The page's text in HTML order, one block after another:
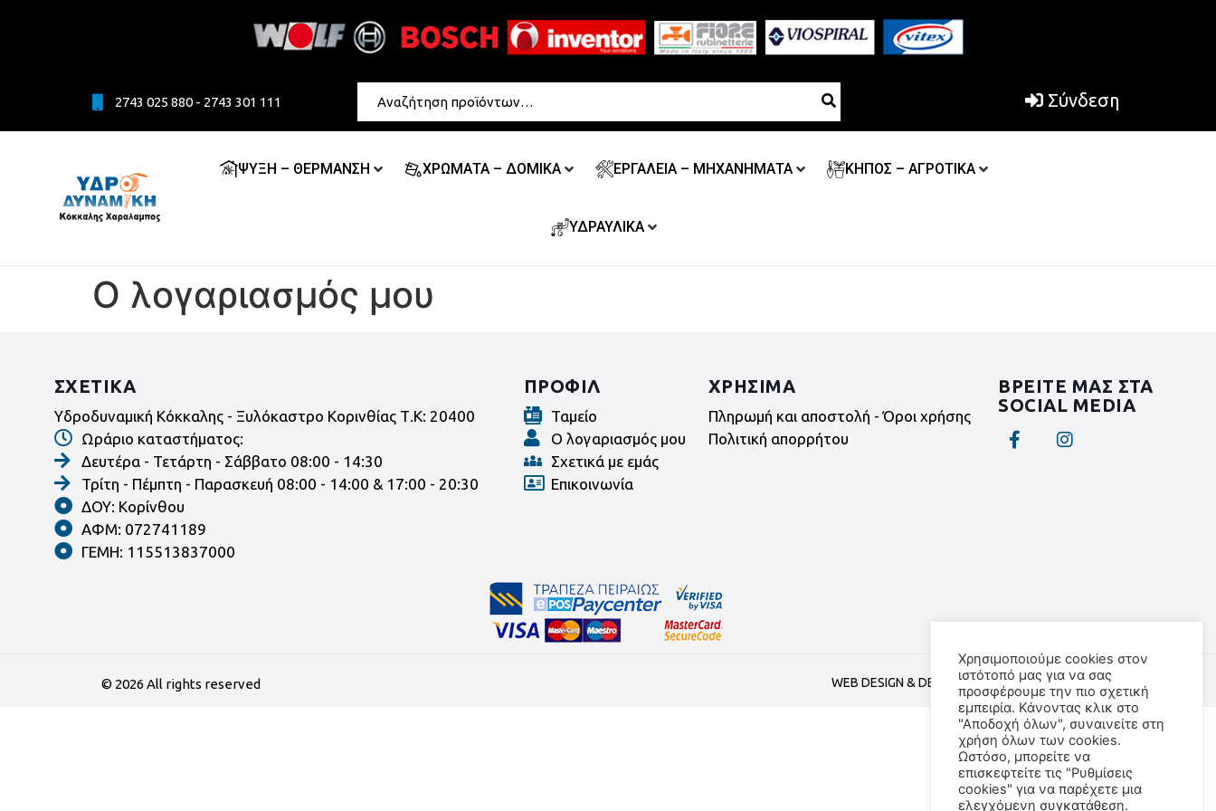
2743 025 880 - 2743 301 111 Σύνδεση
ΨΥΞΗ – ΘΕΡΜΑΝΣΗ ΧΡΩΜΑΤΑ – ΔΟΜΙΚΑ ΕΡΓΑΛΕΙΑ – ΜΗΧΑΝΗΜΑΤΑ ΚΗΠΟΣ – ΑΓΡΟΤΙΚΑ
ΥΔΡΑΥΛΙΚΑ
Ο λογαριασμός μου
ΣΧΕΤΙΚΑ
Υδροδυναμική Κόκκαλης - Ξυλόκαστρο Κορινθίας Τ.Κ: 20400
Ωράριο καταστήματος:
Δευτέρα - Τετάρτη - Σάββατο 08:00 - 14:30
Τρίτη - Πέμπτη - Παρασκευή 08:00 - 14:00 & 17:00 - 20:30
ΔΟΥ: Κορίνθου
ΑΦΜ: 072741189
ΓΕΜΗ: 115513837000
ΠΡΟΦΙΛ
Ταμείο
Ο λογαριασμός μου
Σχετικά με εμάς
Επικοινωνία
ΧΡΗΣΙΜΑ
Πληρωμή και αποστολή - Όροι χρήσης
Πολιτική απορρήτου
ΒΡΕΙΤΕ ΜΑΣ ΣΤΑ
SOCIAL MEDIA
© 2026 All rights reserved WEB DESIGN & DEVELOPMENT BYWEB TRIANGLE
Χρησιμοποιούμε cookies στον
ιστότοπό μας για να σας
προσφέρουμε την πιο σχετική
εμπειρία. Κάνοντας κλικ στο
"Αποδοχή όλων", συναινείτε στη
χρήση όλων των cookies.
Ωστόσο, μπορείτε να
επισκεφτείτε τις "Ρυθμίσεις
cookies" για να παρέχετε μια
ελεγχόμενη συγκατάθεση.